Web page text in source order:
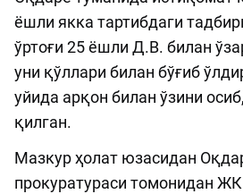
ёшли якка тартибдаги
ўртоғи 25 ёшли Д.В. билан
уни қўллари билан бўғиб
уйида арқон билан ўзини
қилган.
Мазкур ҳолат юзасидан
прокуратураси томонидан